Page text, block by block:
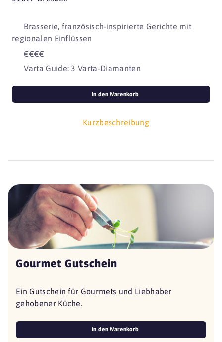
Brasserie, französisch-inspirierte Gerichte mit
regionalen Einflüssen
€€€€
Varta Guide: 3 Varta-Diamanten
Kurzbeschreibung
in den Warenkorb
Gourmet Gutschein
Ein Gutschein für Gourmets und Liebhaber
gehobener Küche.
In den Warenkorb